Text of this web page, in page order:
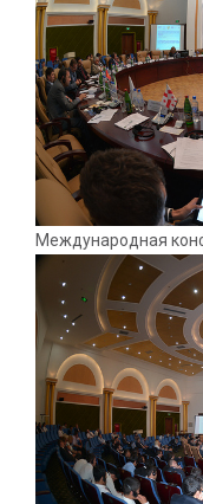
Международная